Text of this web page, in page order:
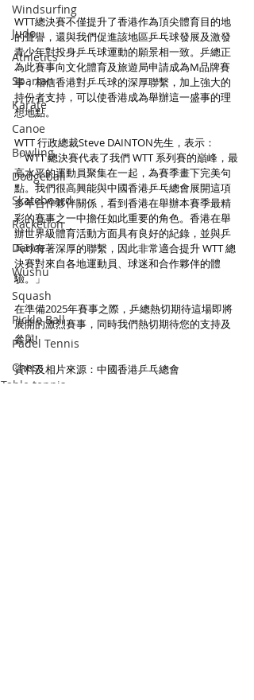
Windsurfing
Judo
Athletics
Spartan
Karate
Canoe
Bowling
Dodgeball
Skateboard
Racketlon
Dance
Wushu
Squash
Pickle Ball
Padel Tennis
Chess
WTT總決賽不僅提升了香港作為頂尖體育目的地
的聲譽，還與我們促進該地區乒乓球發展及激發
青少年對投身乒乓球運動的願景相一致。乒總正
為此賽事向文化體育及旅遊局申請成為M品牌賽
事，相信香港對乒乓球的深厚聯繫，加上強大的
持份者支持，可以使香港成為舉辦這一盛事的理
想地點。
WTT 行政總裁Steve DAINTON先生，表示：
「WTT 總決賽代表了我們 WTT 系列賽的巔峰，最
高水平的運動員聚集在一起，為賽季畫下完美句
點。我們很高興能與中國香港乒乓總會展開這項
多年合作夥伴關係，看到香港在舉辦本賽季最精
彩的賽事之一中擔任如此重要的角色。香港在舉
辦世界級體育活動方面具有良好的紀錄，並與乒
乓球有著深厚的聯繫，因此非常適合提升 WTT 總
決賽對來自各地運動員、球迷和合作夥伴的體
驗。」
在準備2025年賽事之際，乒總熱切期待這場即將
展開的激烈賽事，同時我們熱切期待您的支持及
參與!
資料及相片來源：中國香港乒乓總會
Table tennis